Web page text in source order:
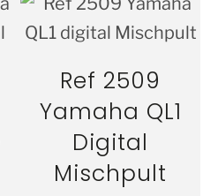
Ref 2509
Yamaha QL1
Digital
Mischpult